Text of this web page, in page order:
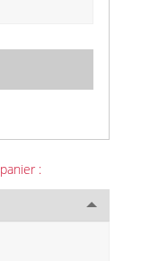
: